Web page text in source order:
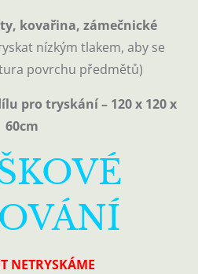
kovařina, zámečnické
nízkým tlakem, aby se
povrchu předmětů)
pro tryskání – 120 x 120 x
60cm
NETRYSKÁME